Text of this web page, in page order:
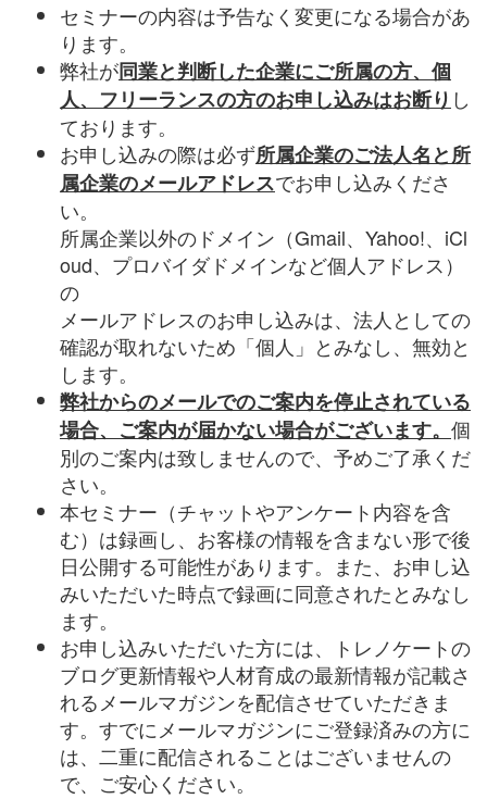
セミナーの内容は予告なく変更になる場合があ
ります。
弊社が同業と判断した企業にご所属の方、個
人、フリーランスの方のお申し込みはお断り し
ております。
お申し込みの際は必ず所属企業のご法人名と所
属企業のメールアドレスでお申し込みくださ
い。
所属企業以外のドメイン（Gmail、 Yahoo!、 iCl
oud、プロバイダドメインなど個人アドレス）
の
メールアドレスのお申し込みは、法人としての
確認が取れないため「個人」とみなし、無効と
します。
弊社からのメールでのご案内を停止されている
場合、ご案内が届かない場合がございます。 個
別のご案内は致しませんので、予めご了承くだ
さい。
本セミナー（チャットやアンケート内容を含
む）は録画し、お客様の情報を含まない形で後
日公開する可能性があります。また、お申し込
みいただいた時点で録画に同意されたとみなし
ます。
お申し込みいただいた方には、トレノケートの
ブログ更新情報や人材育成の最新情報が記載さ
れるメールマガジンを配信させていただきま
す。すでにメールマガジンにご登録済みの方に
は、二重に配信されることはございませんの
で、ご安心ください。